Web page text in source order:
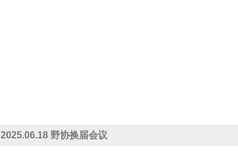
2025.06.18 野协换届会议